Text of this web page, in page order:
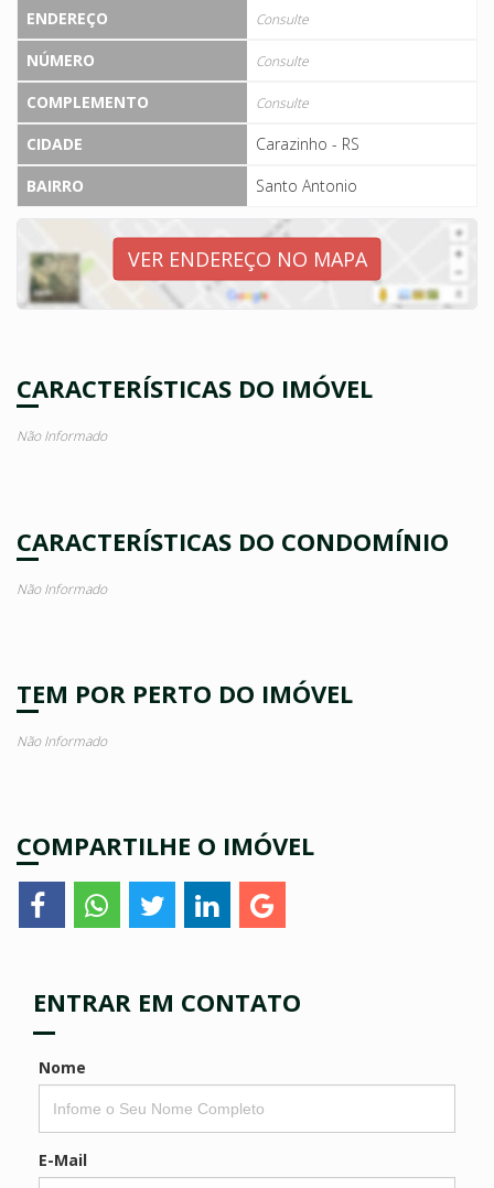
ENDEREÇO Consulte
NÚMERO Consulte
COMPLEMENTO Consulte
CIDADE
Carazinho - RS
BAIRRO
Santo Antonio
VER ENDEREÇO NO MAPA
CARACTERÍSTICAS DO IMÓVEL
Não Informado
CARACTERÍSTICAS DO CONDOMÍNIO
Não Informado
TEM POR PERTO DO IMÓVEL
Não Informado
COMPARTILHE O IMÓVEL
ENTRAR EM CONTATO
Nome
E-Mail